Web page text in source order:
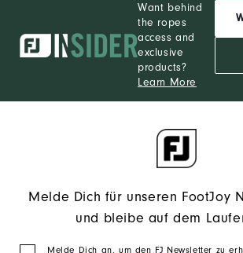
Want behind
the ropes
access and
exclusive
products?
Learn More
Melde Dich für unseren FootJoy
und bleibe auf dem
Melde Dich an, um den FJ Newsletter zu